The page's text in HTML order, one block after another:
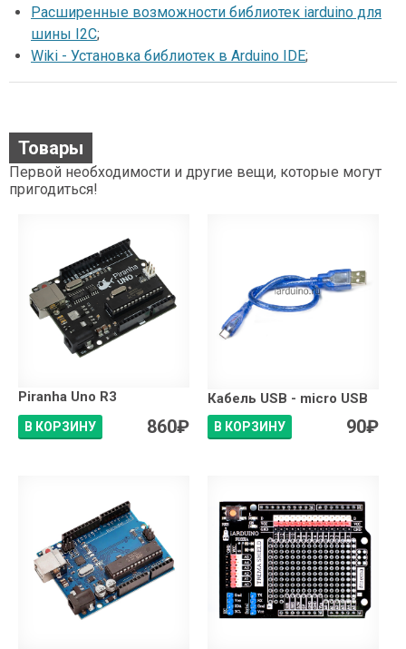
Расширенные возможности библиотек iarduino для
шины I2C;
Wiki - Установка библиотек в Arduino IDE;
Товары
Первой необходимости и другие вещи, которые могут
пригодиться!
Piranha Uno R3
В КОРЗИНУ 860₽
Кабель USB - micro USB
В КОРЗИНУ 90₽